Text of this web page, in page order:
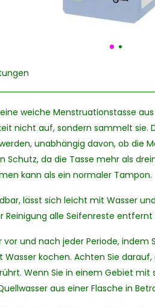
eine weiche Menstruationstasse
nicht auf, sondern sammelt sie.
unabhängig davon, ob die
Schutz, da die Tasse mehr als
kann als ein normaler Tampon.
lässt sich leicht mit Wasser
Reinigung alle Seifenreste entfernt
und nach jeder Periode, indem
kochen. Achten Sie
Wenn Sie in einem Gebiet mit
aus einer Flasche in